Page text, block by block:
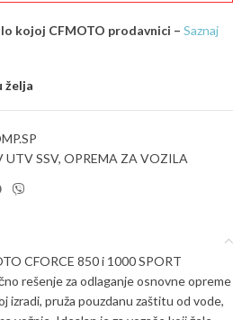
kojoj CFMOTO prodavnici – Saznaj
želja
UTV SSV, OPREMA ZA VOZILA
CFORCE 850 i 1000 SPORT
rešenje za odlaganje osnovne opreme
izradi, pruža pouzdanu zaštitu od vode,